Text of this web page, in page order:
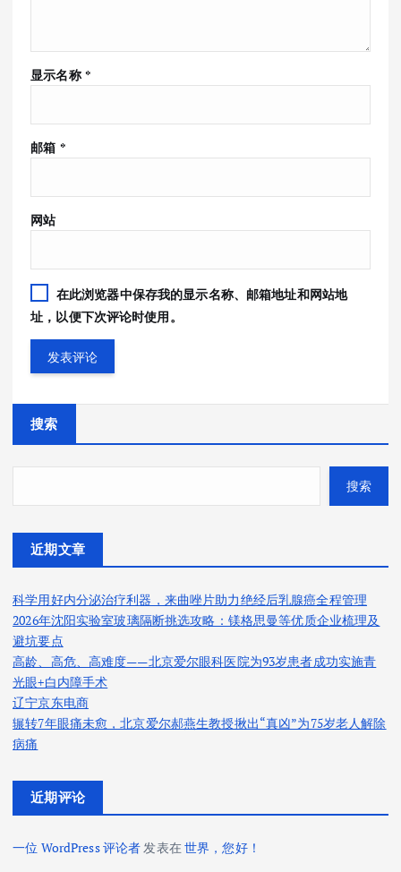
显示名称 *
邮箱 *
网站
在此浏览器中保存我的显示名称、邮箱地址和网站地
址，以便下次评论时使用。
搜索
搜索
近期文章
科学用好内分泌治疗利器，来曲唑片助力绝经后乳腺癌全程管理
2026年沈阳实验室玻璃隔断挑选攻略：镁格思曼等优质企业梳理及
避坑要点
高龄、高危、高难度——北京爱尔眼科医院为93岁患者成功实施青
光眼+白内障手术
辽宁京东电商
辗转7年眼痛未愈，北京爱尔郝燕生教授揪出“真凶”为75岁老人解除
病痛
近期评论
一位 WordPress 评论者 发表在世界，您好！